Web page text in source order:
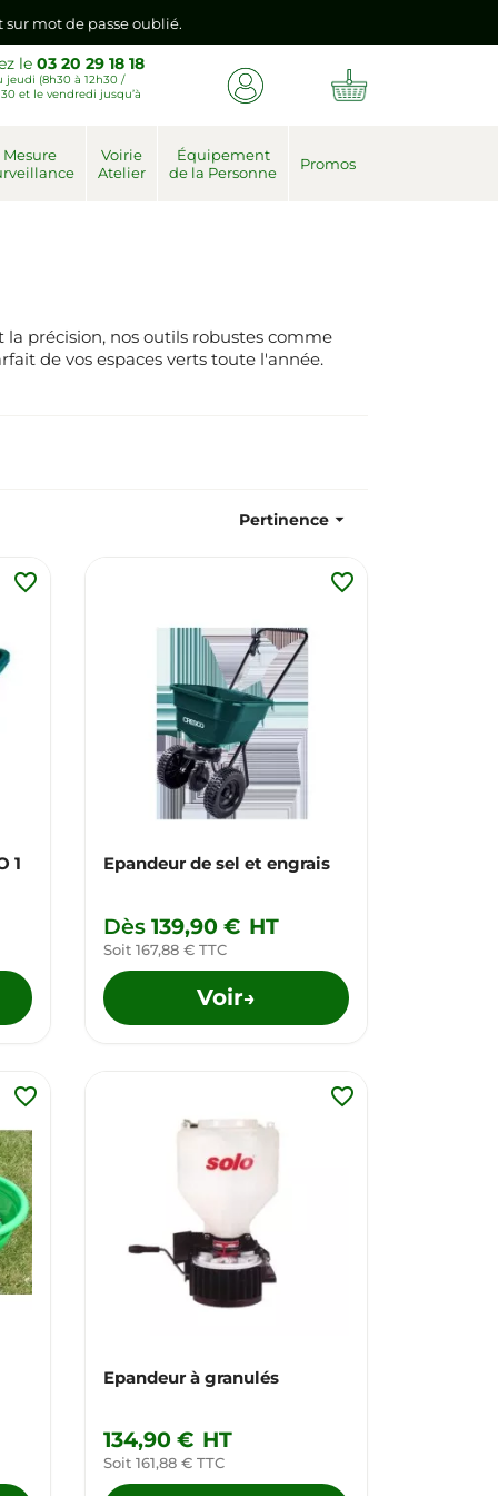
mot de passe oublié.
connexion vers votre nouvel espace client.
sur mot de passe oublié.
le03 20 29 18 18
jeudi (8h30 à 12h30 /
et le vendredi jusqu’à
Mesure
Voirie
Atelier
Équipement
de la Personne
Promos
précision, nos outils robustes comme
de vos espaces verts toute l'année.
Pertinence
1
favorite_border
Epandeur de sel et engrais
Dès 139,90 € HT
Soit 167,88 € TTC
Voir→
favorite_border
favorite_border
Epandeur à granulés
134,90 € HT
Soit 161,88 € TTC
favorite_border